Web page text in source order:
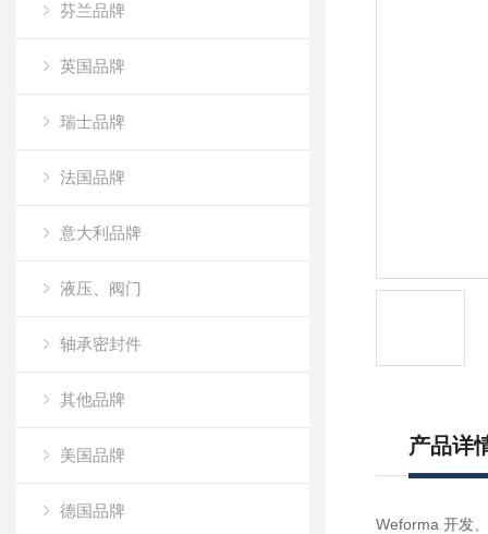
芬兰品牌
英国品牌
瑞士品牌
法国品牌
意大利品牌
液压、阀门
轴承密封件
其他品牌
美国品牌
德国品牌
产品详
Weforma 开发